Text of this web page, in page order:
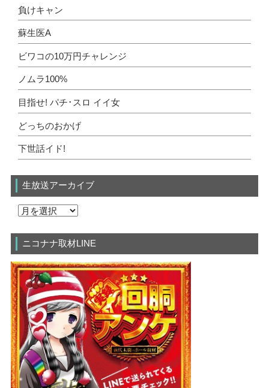
負けキャン
蘇生医A
ビワコの10万円チャレンジ
ノムラ100%
目指せ! パチ･スロ イイ女
どっちのおかげ
下世話イド!
生放送アーカイブ
ニコナナ取材LINE